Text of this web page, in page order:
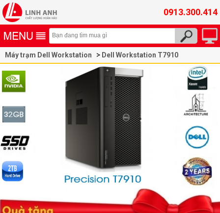
0913.300.414
Máy trạm Dell Workstation Dell Workstation T7910